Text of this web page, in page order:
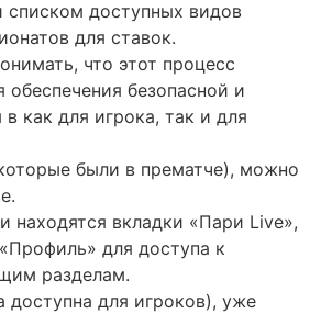
списком доступных видов
для ставок.
что этот процесс
обеспечения безопасной и
как для игрока, так и для
были в прематче), можно
находятся вкладки «Пари Live»,
для доступа к
разделам.
доступна для игроков), уже